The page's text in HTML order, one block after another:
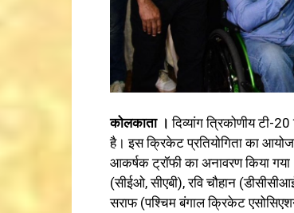
कोलकाता । दिव्यांग त्रिकोणीय टी-
है। इस क्रिकेट प्रतियोगिता का
आकर्षक ट्रॉफी का अनावरण किया
(सीईओ, सीएबी), रवि चौहान
सराफ (पश्चिम बंगाल क्रिकेट